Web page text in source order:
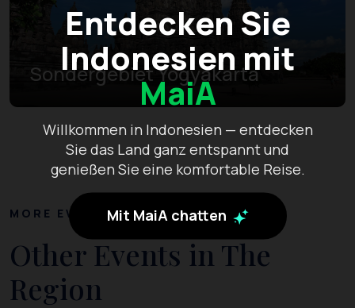
Entdecken Sie
Indonesien mit
MaiA
Willkommen in Indonesien — entdecken
Sie das Land ganz entspannt und
genießen Sie eine komfortable Reise.
Mit MaiA chatten
Sondergebiet Yogyakarta
MORE EVENTS
Other Events in The
Region